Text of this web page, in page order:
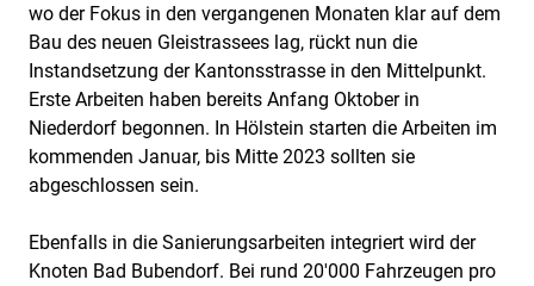
wo der Fokus in den vergangenen Monaten klar auf dem
Bau des neuen Gleistrassees lag, rückt nun die
Instandsetzung der Kantonsstrasse in den Mittelpunkt.
Erste Arbeiten haben bereits Anfang Oktober in
Niederdorf begonnen. In Hölstein starten die Arbeiten im
kommenden Januar, bis Mitte 2023 sollten sie
abgeschlossen sein.
Ebenfalls in die Sanierungsarbeiten integriert wird der
Knoten Bad Bubendorf. Bei rund 20'000 Fahrzeugen pro